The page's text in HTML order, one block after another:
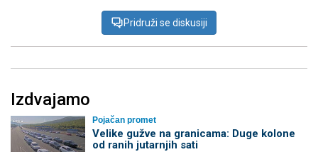
Pridruži se diskusiji
Izdvajamo
Pojačan promet
Velike gužve na granicama: Duge kolone
od ranih jutarnjih sati